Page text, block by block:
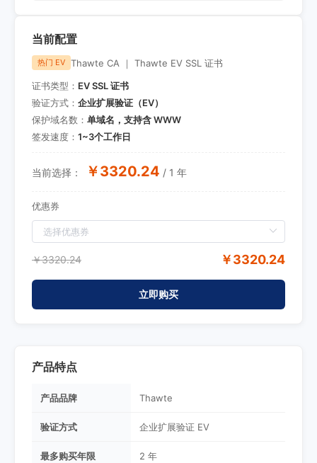
当前配置
热门 EV Thawte CA ｜ Thawte EV SSL 证书
证书类型： EV SSL 证书
验证方式： 企业扩展验证（EV）
保护域名数： 单域名，支持含 WWW
签发速度： 1~3个工作日
当前选择： ￥3320.24 / 1 年
优惠券
￥3320.24 ￥3320.24
立即购买
产品特点
产品品牌 Thawte
验证方式 企业扩展验证 EV
最多购买年限 2 年